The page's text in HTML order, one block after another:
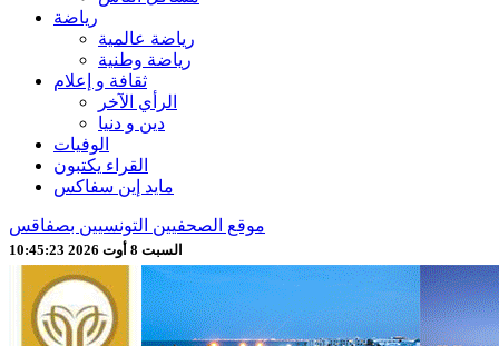
رياضة
رياضة عالمية
رياضة وطنية
ثقافة و إعلام
الرأي الآخر
دين و دنيا
الوفيات
القراء يكتبون
مايد إين سفاكس
موقع الصحفيين التونسيين بصفاقس
السبت 8 أوت 2026 10:45:25